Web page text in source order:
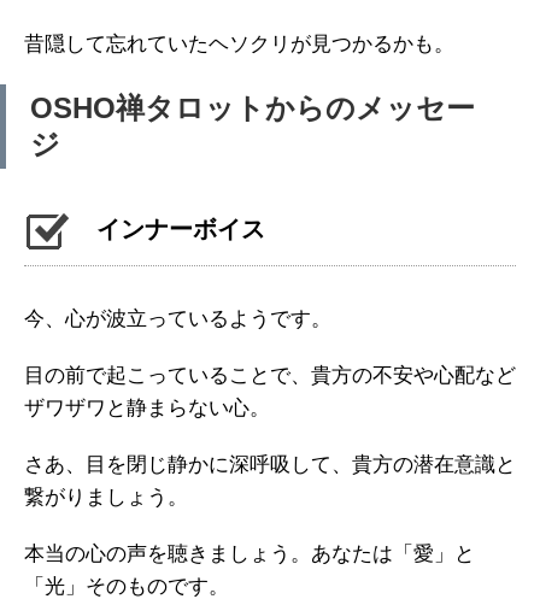
昔隠して忘れていたヘソクリが見つかるかも。
OSHO禅タロットからのメッセー
ジ
インナーボイス
今、心が波立っているようです。
目の前で起こっていることで、貴方の不安や心配など
ザワザワと静まらない心。
さあ、目を閉じ静かに深呼吸して、貴方の潜在意識と
繋がりましょう。
本当の心の声を聴きましょう。あなたは「愛」と
「光」そのものです。